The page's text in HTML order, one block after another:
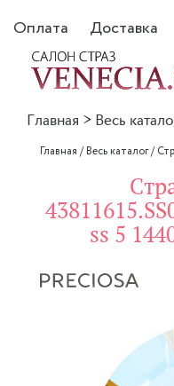
Оплата Доставка
Главная > Весь
Главная /Весь каталог/
ss 5